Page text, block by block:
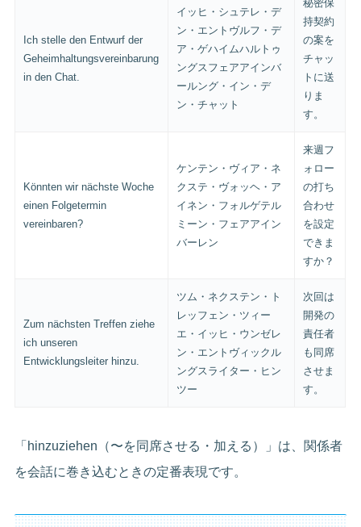
Ich stelle den Entwurf der
Geheimhaltungsvereinbarung
in den Chat.
イッヒ・シュテレ・デ
ン・エントヴルフ・デ
ア・ゲハイムハルトゥ
ングスフェアアインバ
ールング・イン・デ
ン・チャット
秘密保
持契約
の案を
チャッ
トに送
りま
す。
Könnten wir nächste Woche
einen Folgetermin
vereinbaren?
ケンテン・ヴィア・ネ
クステ・ヴォッヘ・ア
イネン・フォルゲテル
ミーン・フェアアイン
バーレン
来週フ
ォロー
の打ち
合わせ
を設定
できま
すか？
Zum nächsten Treffen ziehe
ich unseren
Entwicklungsleiter hinzu.
ツム・ネクステン・ト
レッフェン・ツィー
エ・イッヒ・ウンゼレ
ン・エントヴィックル
ングスライター・ヒン
ツー
次回は
開発の
責任者
も同席
させま
す。
「hinzuziehen（〜を同席させる・加える）」は、関係者
を会話に巻き込むときの定番表現です。